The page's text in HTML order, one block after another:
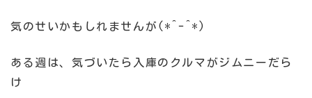
気のせいかもしれませんが(*^-^*)
ある週は、気づいたら入庫のクルマがジムニーだら
け